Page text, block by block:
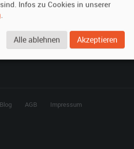
Blog AGB
Impressum
Infos zu Cookies in unserer
.
Alle ablehnen Akzeptieren